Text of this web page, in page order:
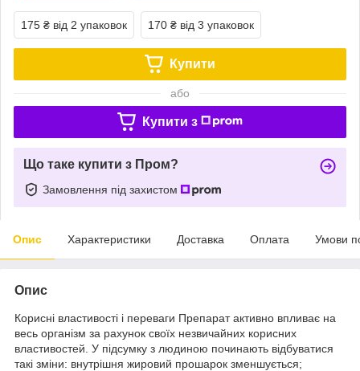
175 ₴ від 2 упаковок 170 ₴ від 3 упаковок
Купити
або
Купити з
Що таке купити з Пром?
Замовлення під захистом
Опис Характеристики Доставка Оплата Умови
Опис
Корисні властивості і переваги Препарат активно впливає на
весь організм за рахунок своїх незвичайних корисних
властивостей. У підсумку з людиною починають відбуватися
такі зміни: внутрішня жировий прошарок зменшується;